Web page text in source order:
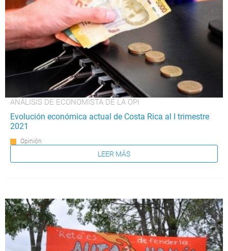
ANÁLISIS DE ECONOMISTA DE LA OPI
Evolución económica actual de Costa Rica al I trimestre
2021
Opinión
LEER MÁS